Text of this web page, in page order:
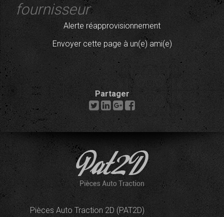
fournisseur
Alerte réapprovisionnement
Envoyer cette page à un(e) ami(e)
Partager
Pièces Auto Traction 2D (PAT2D)